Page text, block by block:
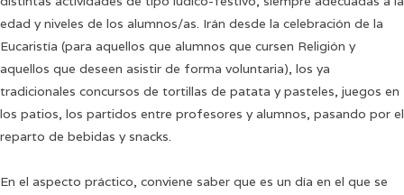
edad y niveles de los alumnos/as. Irán desde la celebración de la
Eucaristía (para aquellos que alumnos que cursen Religión y
aquellos que deseen asistir de forma voluntaria), los ya
tradicionales concursos de tortillas de patata y pasteles, juegos en
los patios, los partidos entre profesores y alumnos, pasando por el
reparto de bebidas y snacks.
En el aspecto práctico, conviene saber que es un día en el que se